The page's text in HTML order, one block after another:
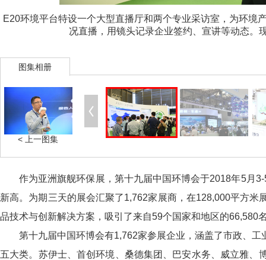
E20环境平台特设一个大型直播厅和两个专业采访室，为环
况直播，用镜头记录企业签约、宣讲等动态。
图集相册
< 上一图集
作为亚洲旗舰环保展，第十九届中国环博会于2018年5月
新高。为期三天的展会汇聚了1,762家展商，在128,000平方
品技术与创新解决方案，吸引了来自59个国家和地区的66,580
第十九届中国环博会有1,762家参展企业，涵盖了市政、
五大类。苏伊士、首创环境、桑德集团、巴安水务、威立雅